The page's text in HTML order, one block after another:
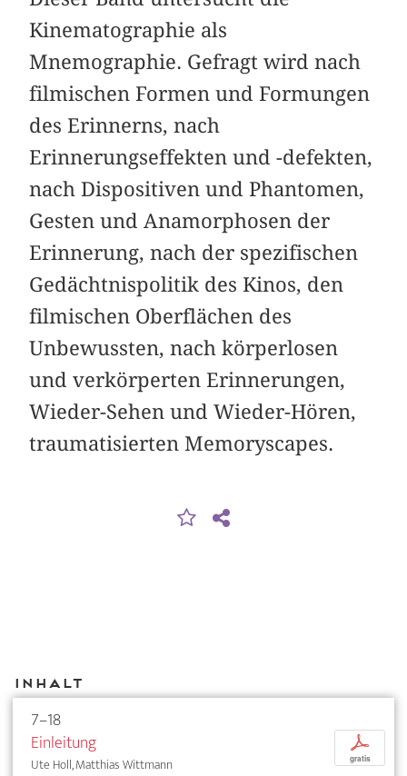
Kinematographie als
Mnemographie. Gefragt wird nach
filmischen Formen und Formungen
des Erinnerns, nach
Erinnerungseffekten und -defekten,
nach Dispositiven und Phantomen,
Gesten und Anamorphosen der
Erinnerung, nach der spezifischen
Gedächtnispolitik des Kinos, den
filmischen Oberflächen des
Unbewussten, nach körperlosen
und verkörperten Erinnerungen,
Wieder-Sehen und Wieder-Hören,
traumatisierten Memoryscapes.
Inhalt
7–18
Einleitung
Ute Holl, Matthias Wittmann
p
gratis